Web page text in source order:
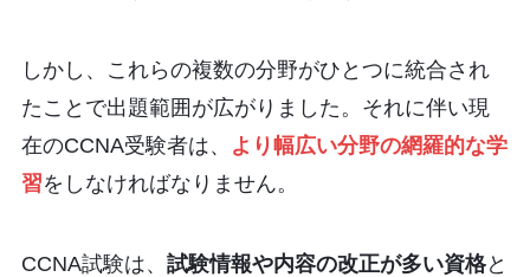
しかし、これらの複数の分野がひとつに統合され
たことで出題範囲が広がりました。それに伴い現
在のCCNA受験者は、
より幅広い分野の網羅的な学
習をしなければなりません。
CCNA試験は、 試験情報や内容の改正が多い資格と